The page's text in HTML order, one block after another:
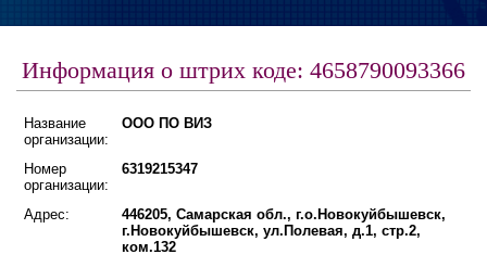
Информация о штрих коде: 4658790093366
Название
организации:
ООО ПО ВИЗ
Номер
организации:
6319215347
Адрес:
446205, Самарская обл., г.о.Новокуйбышевск,
г.Новокуйбышевск, ул.Полевая, д.1, стр.2,
ком.132